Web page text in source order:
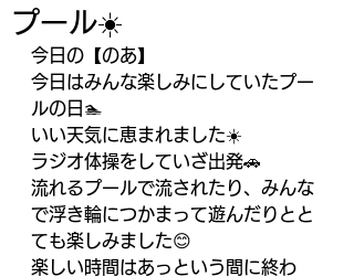
プール☀️
今日の【のあ】
今日はみんな楽しみにしていたプー
ルの日🏊
いい天気に恵まれました☀️
ラジオ体操をしていざ出発🚗
流れるプールで流されたり、みんな
で浮き輪につかまって遊んだりとと
ても楽しみました😊
楽しい時間はあっという間に終わ